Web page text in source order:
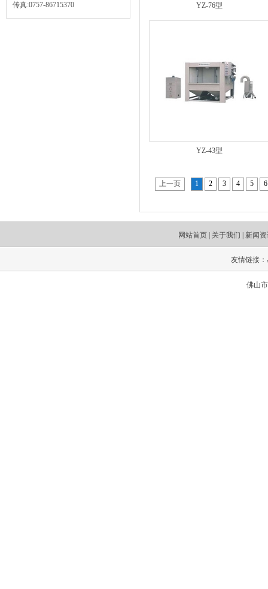
传真:0757-86715370
YZ-76型
YZ-43型
上一页 1 2 3 4 5 6
网站首页 关于我们 新闻
友情链接：
佛山